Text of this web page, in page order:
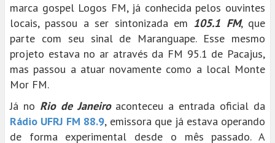
marca gospel Logos FM, já conhecida pelos ouvintes
locais, passou a ser sintonizada em 105.1 FM, que
parte com seu sinal de Maranguape. Esse mesmo
projeto estava no ar através da FM 95.1 de Pacajus,
mas passou a atuar novamente como a local Monte
Mor FM.
Já no Rio de Janeiroaconteceu a entrada oficial da
Rádio UFRJ FM 88.9, emissora que já estava operando
de forma experimental desde o mês passado. A